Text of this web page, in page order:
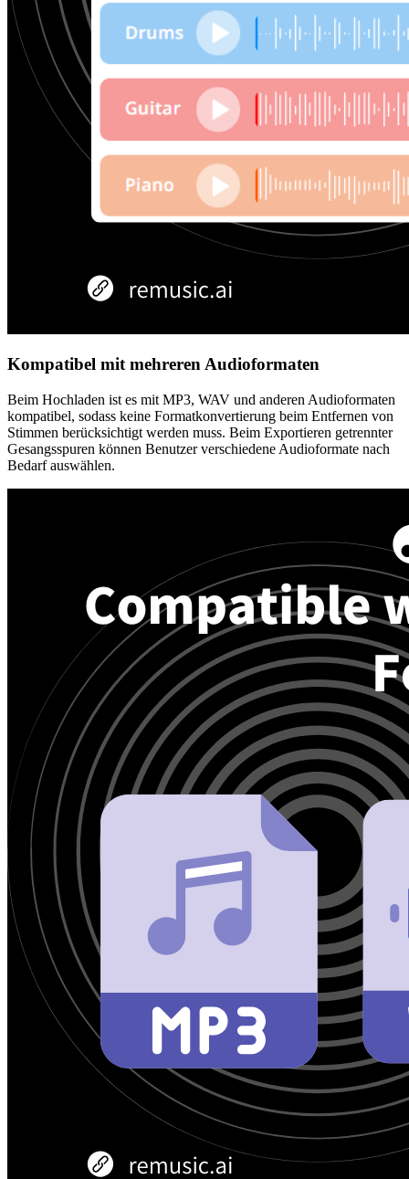
Kompatibel mit mehreren Audioformaten
Beim Hochladen ist es mit MP3, WAV und anderen Audioformaten
kompatibel, sodass keine Formatkonvertierung beim Entfernen von
Stimmen berücksichtigt werden muss. Beim Exportieren getrennter
Gesangsspuren können Benutzer verschiedene Audioformate nach
Bedarf auswählen.